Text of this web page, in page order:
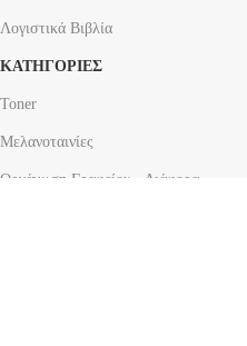
Λογιστικά Βιβλία
ΚΑΤΗΓΟΡΙΕΣ
Toner
Μελανοταινίες
Οργάνωση Γραφείου - Διάφορα